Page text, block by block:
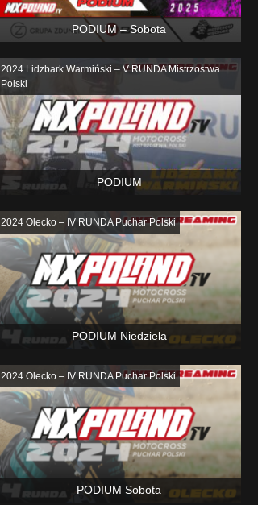
PODIUM – Sobota
PODIUM
2024 Lidzbark Warmiński – V RUNDA Mistrzostwa
Polski
PODIUM Niedziela
2024 Olecko – IV RUNDA Puchar Polski
PODIUM Sobota
2024 Olecko – IV RUNDA Puchar Polski